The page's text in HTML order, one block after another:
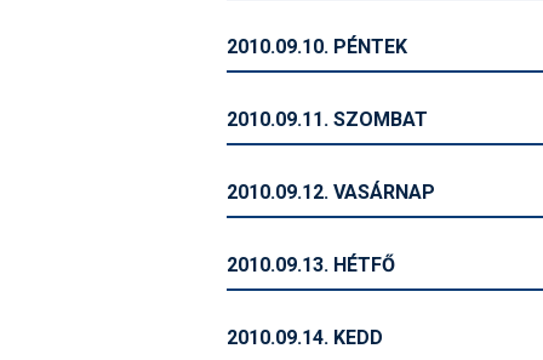
2010.09.10. PÉNTEK
2010.09.11. SZOMBAT
2010.09.12. VASÁRNAP
2010.09.13. HÉTFŐ
2010.09.14. KEDD